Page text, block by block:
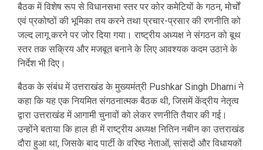
बैठक में विशेष रूप से विधानसभा स्तर पर कोर कमेटियों के गठन, मोर्चों
एवं प्रकोष्ठों की भूमिका तय करने तथा प्रचार-प्रसार की रणनीति को
जल्द लागू करने पर जोर दिया गया। राष्ट्रीय अध्यक्ष ने संगठन को बूथ
स्तर तक सक्रिय और मजबूत बनाने के लिए आवश्यक कदम उठाने के
निर्देश भी दिए।
बैठक के संबंध में उत्तराखंड के मुख्यमंत्री Pushkar Singh Dhami ने
कहा कि यह एक नियमित संगठनात्मक बैठक थी, जिसमें केंद्रीय नेतृत्व
द्वारा उत्तराखंड में आगामी चुनावों को लेकर रणनीति तैयार की गई।
उन्होंने बताया कि हाल ही में राष्ट्रीय अध्यक्ष नितिन नबीन का उत्तराखंड
दौरा हुआ था, जिसके बाद पार्टी के वरिष्ठ नेताओं, सांसदों और विधायकों